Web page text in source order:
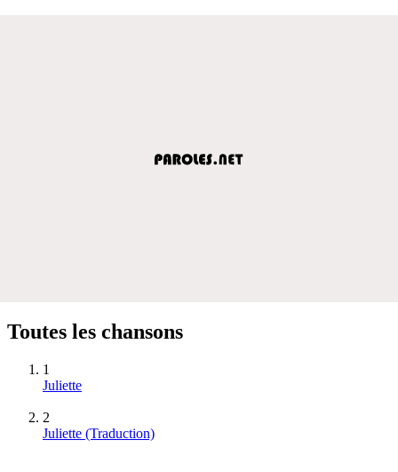
Toutes les chansons
1
Juliette
2
Juliette (Traduction)